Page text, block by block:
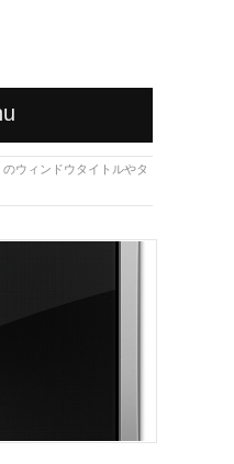
のウィンドウタイトルやタ